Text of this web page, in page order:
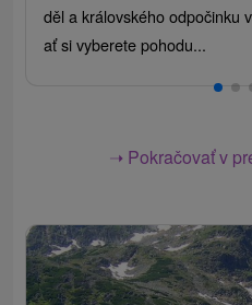
děl a královského odpočinku
ať si vyberete pohodu...
➝ Pokračovať v